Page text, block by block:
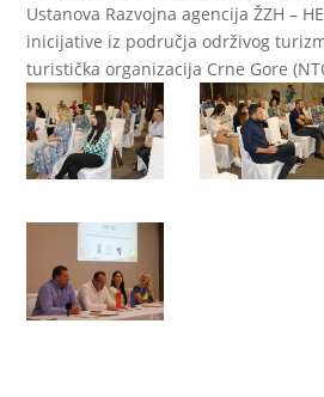
Ustanova Razvojna agencija ŽZH –
inicijative iz područja održivog
turistička organizacija Crne Gore